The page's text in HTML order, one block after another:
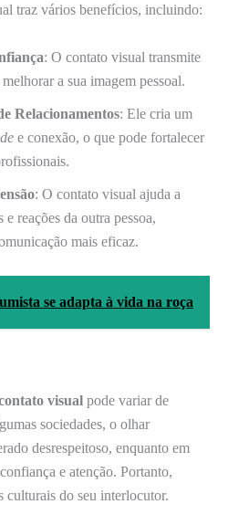
traz vários benefícios, incluindo:
: O contato visual transmite
a sua imagem pessoal.
Relacionamentos: Ele cria um
e conexão, o que pode fortalecer
: O contato visual ajuda a
e reações da outra pessoa,
mais eficaz.
se adapta à vida na roça
visual pode variar de
sociedades, o olhar
desrespeitoso, enquanto em
e atenção. Portanto,
culturais do seu interlocutor.